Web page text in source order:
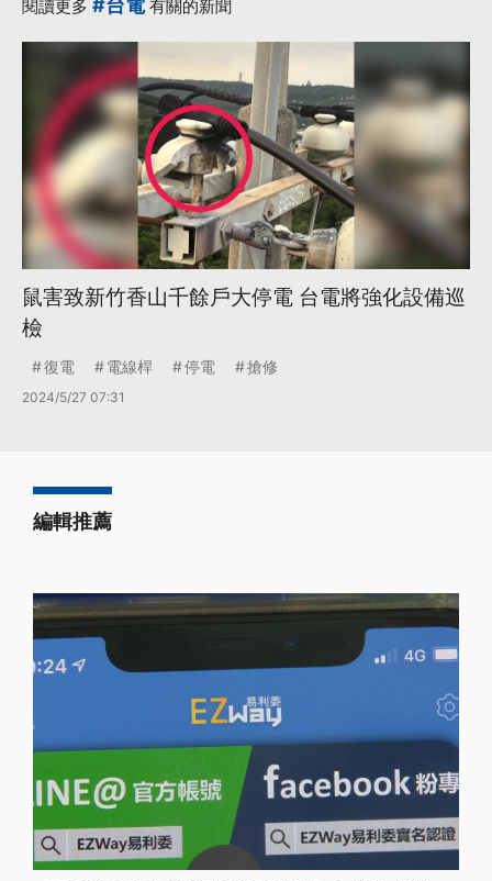
閱讀更多 #台電有關的新聞
鼠害致新竹香山千餘戶大停電 台電將強化設備巡
檢
復電 電線桿 停電 搶修
2024/5/27 07:31
編輯推薦